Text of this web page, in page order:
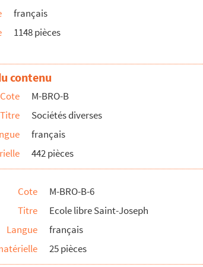
français
1148 pièces
contenu
Cote
M-BRO-B
Titre
Sociétés diverses
français
442 pièces
Cote
M-BRO-B-6
Titre
Ecole libre Saint-Joseph
Langue
français
25 pièces